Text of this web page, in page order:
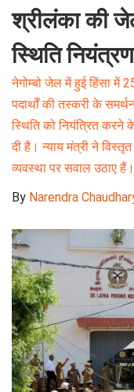
श्रीलंका की
स्थिति
नेगोम्बो जेल में हुई हिंसा में
पदार्थों की तस्करी के
स्थिति को नियंत्रित करने
दी है। न्याय मंत्री ने
व्यवस्था पर सवाल उठाए हैं।
By Narendra